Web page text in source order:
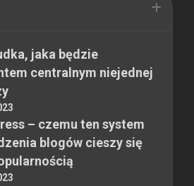
jaka będzie
centralnym niejednej
– czemu ten system
blogów cieszy się